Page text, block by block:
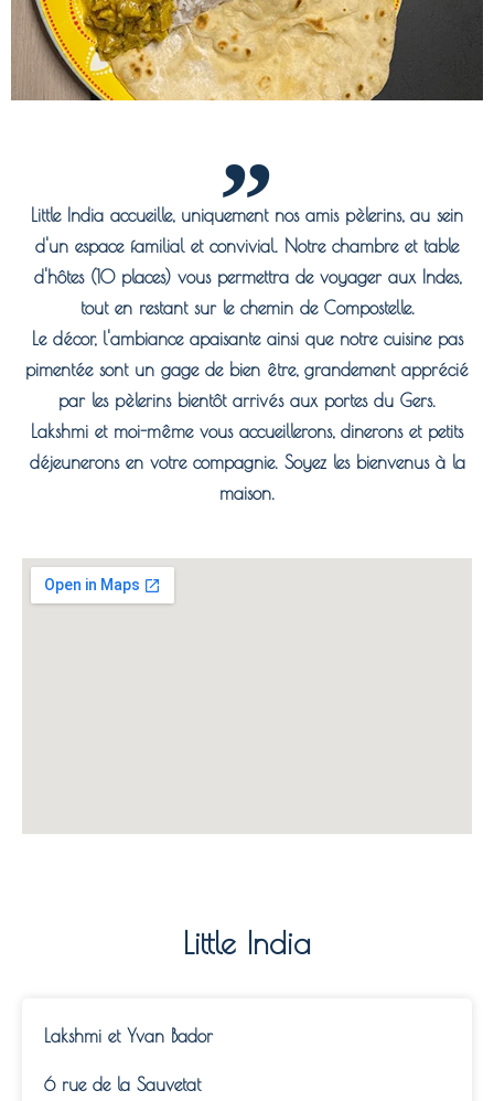
Little India accueille, uniquement nos amis pèlerins, au sein
d'un espace familial et convivial. Notre chambre et table
d'hôtes (10 places) vous permettra de voyager aux Indes,
tout en restant sur le chemin de Compostelle.
Le décor, l'ambiance apaisante ainsi que notre cuisine pas
pimentée sont un gage de bien être, grandement apprécié
par les pèlerins bientôt arrivés aux portes du Gers.
Lakshmi et moi-même vous accueillerons, dinerons et petits
déjeunerons en votre compagnie. Soyez les bienvenus à la
maison.
Little India
Lakshmi et Yvan Bador
6 rue de la Sauvetat